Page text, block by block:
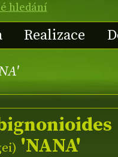
hledání
Realizace
'NANA'